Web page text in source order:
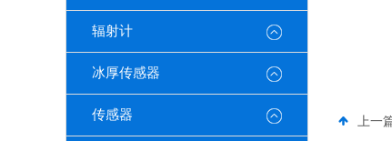
辐射计
冰厚传感器
传感器 上一